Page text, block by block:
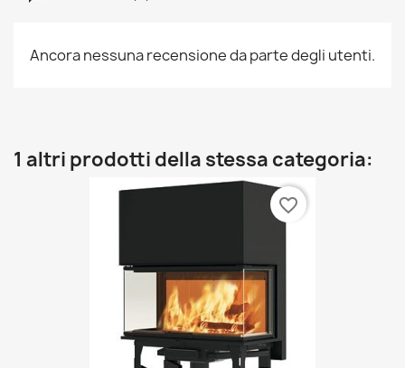
Ancora nessuna recensione da parte degli utenti.
1 altri prodotti della stessa categoria:
favorite_border